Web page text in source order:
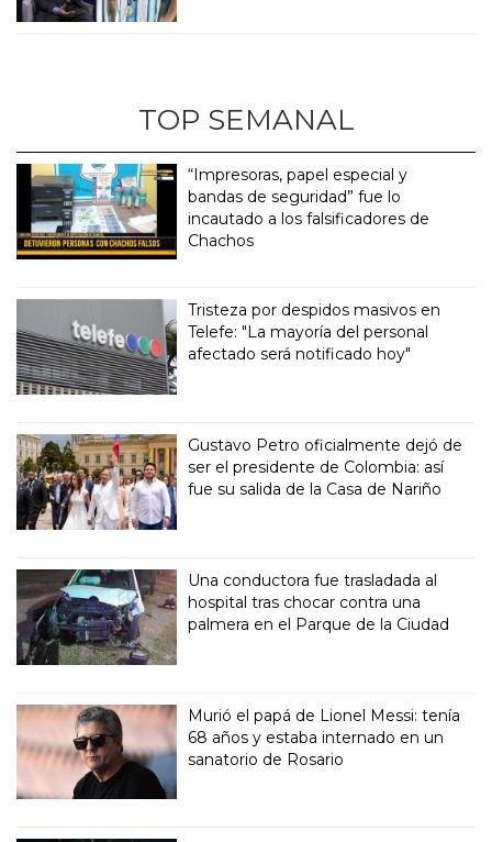
TOP SEMANAL
“Impresoras, papel especial y
bandas de seguridad” fue lo
incautado a los falsificadores de
Chachos
Tristeza por despidos masivos en
Telefe: "La mayoría del personal
afectado será notificado hoy"
Gustavo Petro oficialmente dejó de
ser el presidente de Colombia: así
fue su salida de la Casa de Nariño
Una conductora fue trasladada al
hospital tras chocar contra una
palmera en el Parque de la Ciudad
Murió el papá de Lionel Messi: tenía
68 años y estaba internado en un
sanatorio de Rosario